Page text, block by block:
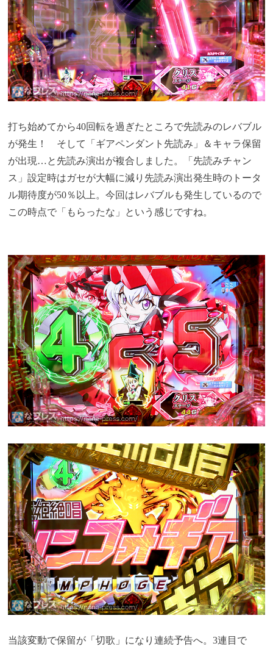
打ち始めてから40回転を過ぎたところで先読みのレバブル
が発生！ そして「ギアペンダント先読み」＆キャラ保留
が出現…と先読み演出が複合しました。「先読みチャン
ス」設定時はガセが大幅に減り先読み演出発生時のトータ
ル期待度が50％以上。今回はレバブルも発生しているので
この時点で「もらったな」という感じですね。
当該変動で保留が「切歌」になり連続予告へ。3連目で